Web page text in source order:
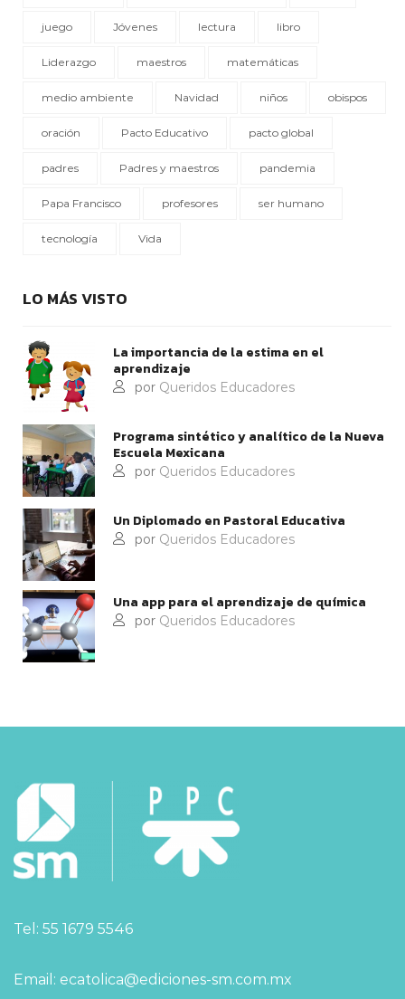
juego Jóvenes lectura libro
Liderazgo maestros matemáticas
medio ambiente Navidad niños obispos
oración Pacto Educativo pacto global
padres Padres y maestros pandemia
Papa Francisco profesores ser humano
tecnología Vida
LO MÁS VISTO
La importancia de la estima en el
aprendizaje
por Queridos Educadores
Programa sintético y analítico de la Nueva
Escuela Mexicana
por Queridos Educadores
Un Diplomado en Pastoral Educativa
por Queridos Educadores
Una app para el aprendizaje de química
por Queridos Educadores
Tel: 55 1679 5546
Email: ecatolica@ediciones-sm.com.mx